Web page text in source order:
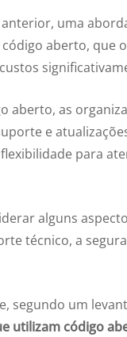
uma
aberto, que
aberto, as
e
para
alguns
técnico, a
segundo um
utilizam código